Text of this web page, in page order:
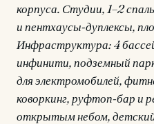
корпуса. Студии, 1–2
и пентхаусы-дуплексы,
Инфраструктура: 4
инфинити, подземный
для электромобилей,
коворкинг, руфтоп-бар и
открытым небом,